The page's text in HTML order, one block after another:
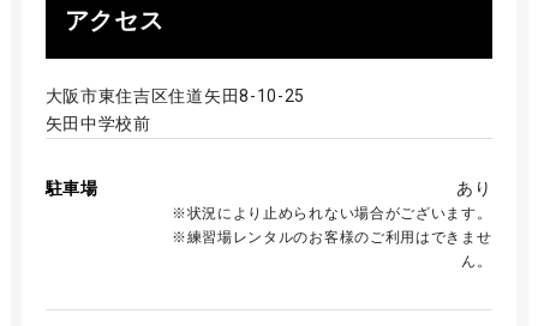
アクセス
大阪市東住吉区住道矢田8-10-25
矢田中学校前
駐車場 あり
※状況により止められない場合がございます。
※練習場レンタルのお客様のご利用はできませ
ん。